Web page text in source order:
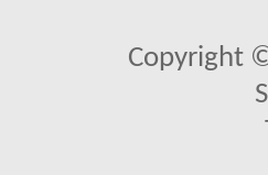
Copyright